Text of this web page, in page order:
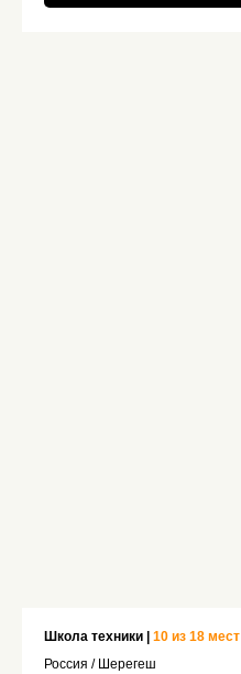
Школа техники |
10 из 18 мест
Россия / Шерегеш